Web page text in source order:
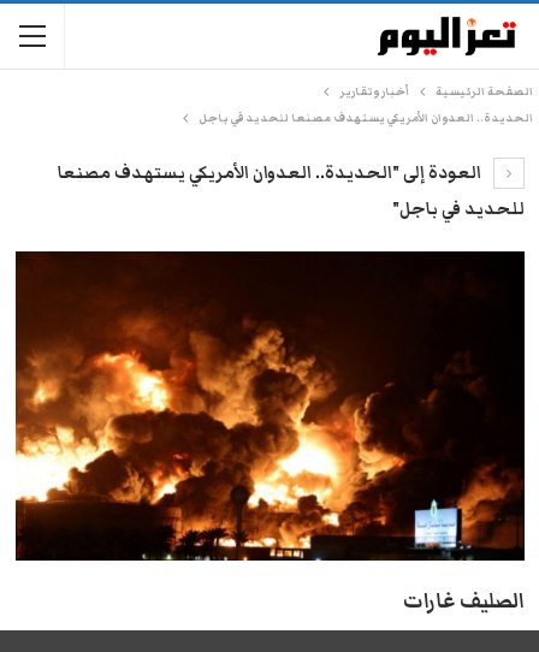
الصفحة الرئيسية
أخبار وتقارير
الحديدة.. العدوان الأمريكي يستهدف مصنعا للحديد في باجل
العودة إلى "الحديدة.. العدوان الأمريكي يستهدف مصنعا
للحديد في باجل"
الصليف غارات